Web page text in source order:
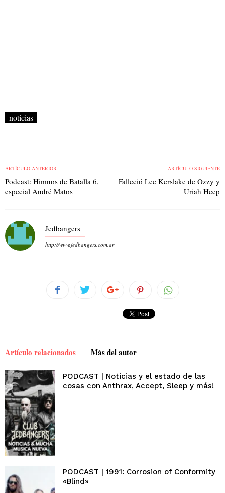
noticias
ARTÍCULO ANTERIOR
Podcast: Himnos de Batalla 6,
especial André Matos
ARTÍCULO SIGUIENTE
Falleció Lee Kerslake de Ozzy y
Uriah Heep
Jedbangers
http://www.jedbangers.com.ar
Artículo relacionados Más del autor
PODCAST | Noticias y el estado de las
cosas con Anthrax, Accept, Sleep y más!
PODCAST | 1991: Corrosion of Conformity
«Blind»